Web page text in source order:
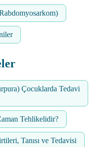
Çocuklarda Tedavi
Tehlikelidir?
Tanısı ve Tedavisi